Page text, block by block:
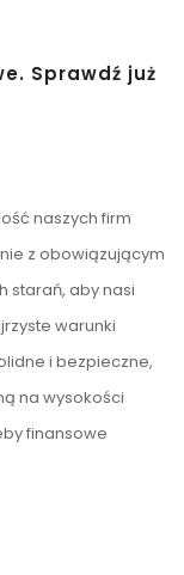
Sprawdź już
naszych firm
z obowiązującym
starań, aby nasi
warunki
i bezpieczne,
na wysokości
finansowe